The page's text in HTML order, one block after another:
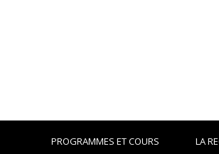
PROGRAMMES ET COURS LA